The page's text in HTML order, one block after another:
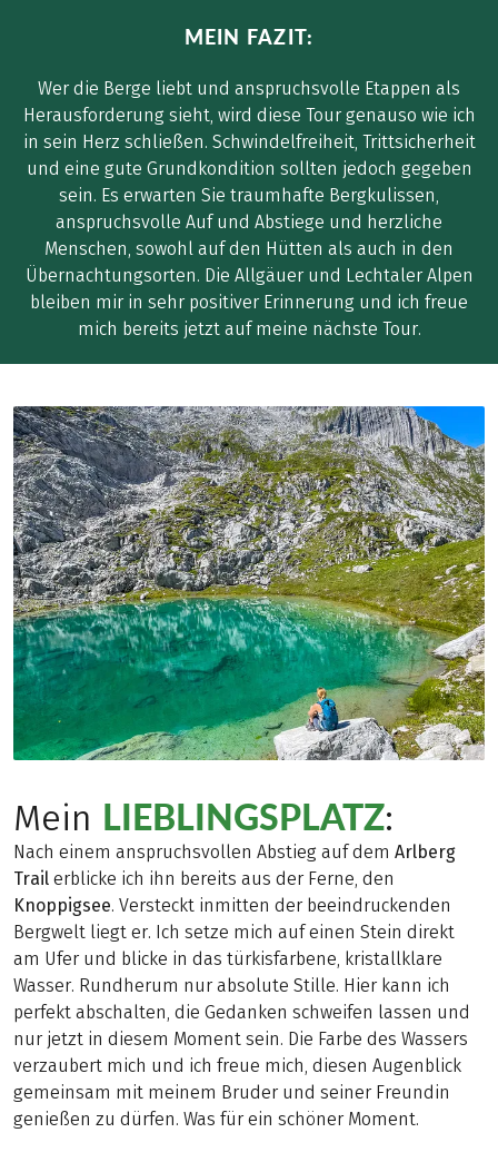
MEIN FAZIT:
Wer die Berge liebt und anspruchsvolle Etappen als
Herausforderung sieht, wird diese Tour genauso wie ich
in sein Herz schließen. Schwindelfreiheit, Trittsicherheit
und eine gute Grundkondition sollten jedoch gegeben
sein. Es erwarten Sie traumhafte Bergkulissen,
anspruchsvolle Auf und Abstiege und herzliche
Menschen, sowohl auf den Hütten als auch in den
Übernachtungsorten. Die Allgäuer und Lechtaler Alpen
bleiben mir in sehr positiver Erinnerung und ich freue
mich bereits jetzt auf meine nächste Tour.
Mein LIEBLINGSPLATZ:
Nach einem anspruchsvollen Abstieg auf dem Arlberg
Trail erblicke ich ihn bereits aus der Ferne, den
Knoppigsee. Versteckt inmitten der beeindruckenden
Bergwelt liegt er. Ich setze mich auf einen Stein direkt
am Ufer und blicke in das türkisfarbene, kristallklare
Wasser. Rundherum nur absolute Stille. Hier kann ich
perfekt abschalten, die Gedanken schweifen lassen und
nur jetzt in diesem Moment sein. Die Farbe des Wassers
verzaubert mich und ich freue mich, diesen Augenblick
gemeinsam mit meinem Bruder und seiner Freundin
genießen zu dürfen. Was für ein schöner Moment.